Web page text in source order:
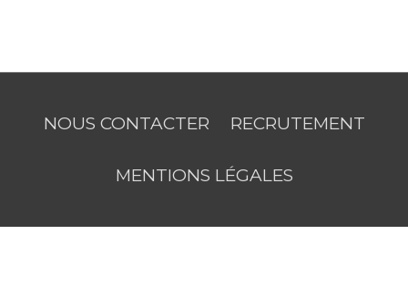
NOUS CONTACTER RECRUTEMENT
MENTIONS LÉGALES